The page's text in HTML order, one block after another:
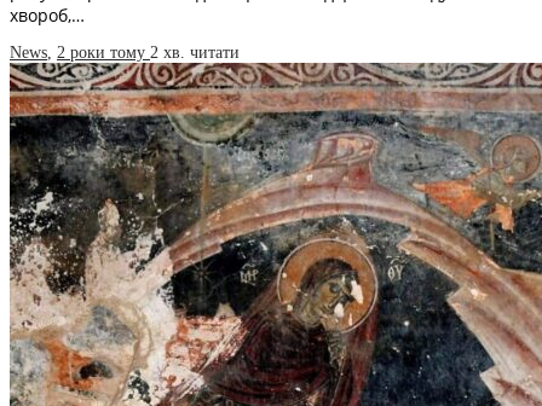
хвороб,…
News, 2 роки тому 2 хв. читати